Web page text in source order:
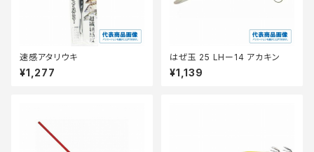
速感アタリウキ
¥1,277
はぜ玉 25 LHー14 アカキン
¥1,139